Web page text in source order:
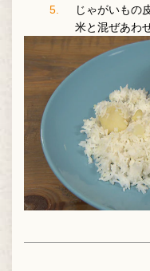
じゃがいもの
米と混ぜあわ